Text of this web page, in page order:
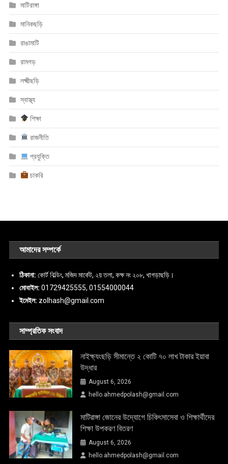
মাটিরাঙ্গা
মানিকছড়ি
রাঙামাটি
রামগড়
লক্ষ্মীছড়ি
স্বাস্থ্য
শিক্ষা
রাজনীতি
প্রযুক্তি
চাকরি
আমাদের সম্পর্কে
ঠিকানা: কোর্ট বিল্ডিং, মজিদ মার্কেট, ২য় তলা, কক্ষ নং ২০৮, খাগড়াছড়ি।
মোবাইল: 01729425555, 01554000044
ইমেইল: zolhash@gmail.com
সাম্প্রতিক সংবাদ
নাইক্ষ্যংছড়ি সীমান্তে ২ কোটি ৭০ লাখ টাকার ইয়াবা
উদ্ধার
August 6, 2026
hello.ahmedpolash@gmail.com
মাটিরাঙ্গা জোনের উদ্যোগে চিকিৎসাসেবা ও শিক্ষার্থীদের
শিক্ষা উপকরণ বিতরণ
August 6, 2026
hello.ahmedpolash@gmail.com